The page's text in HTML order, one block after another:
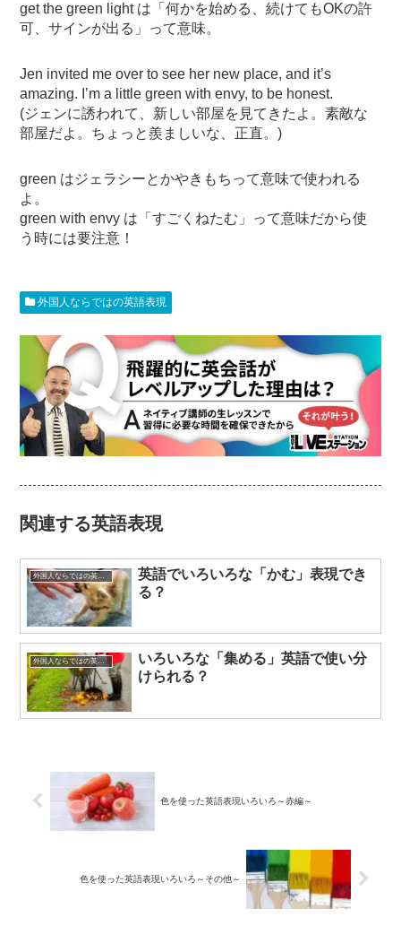
get the green light は「何かを始める、続けてもOKの許
可、サインが出る」って意味。
Jen invited me over to see her new place, and it’s
amazing. I’m a little green with envy, to be honest.
(ジェンに誘われて、新しい部屋を見てきたよ。素敵な
部屋だよ。ちょっと羨ましいな、正直。)
green はジェラシーとかやきもちって意味で使われる
よ。
green with envy は「すごくねたむ」って意味だから使
う時には要注意！
外国人ならではの英語表現
関連する英語表現
外国人ならではの英語表現
英語でいろいろな「かむ」表現でき
る？
外国人ならではの英語表現
いろいろな「集める」英語で使い分
けられる？
色を使った英語表現いろいろ～赤編～
色を使った英語表現いろいろ～その他～